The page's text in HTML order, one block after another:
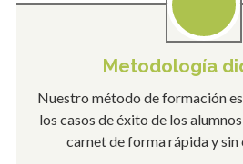
Metodología
Nuestro método de formación
los casos de éxito de los
carnet de forma rápida y